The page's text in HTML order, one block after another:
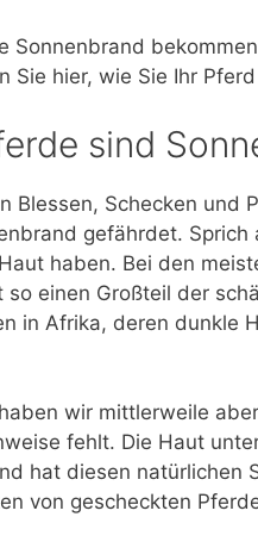
Sonnenbrand
Sie hier, wie Sie Ihr
sind
Blessen, Schecken und
gefährdet.
haben. Bei den
einen Großteil der
in Afrika, deren dunkle
wir mittlerweile
fehlt. Die Haut
hat diesen natürlichen
von gescheckten